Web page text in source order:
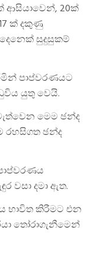
ආසියාවෙන්, 20ක්
ක් දකුණු
සුදුසුකම්
පාප්වරණයට
යුතු වෙයි.
මෙම ඡන්ද
රහසිගත ඡන්ද
වසා දමා ඇත.
භාවිත කිරීමට එන
තෝරාගැනීමෙන්